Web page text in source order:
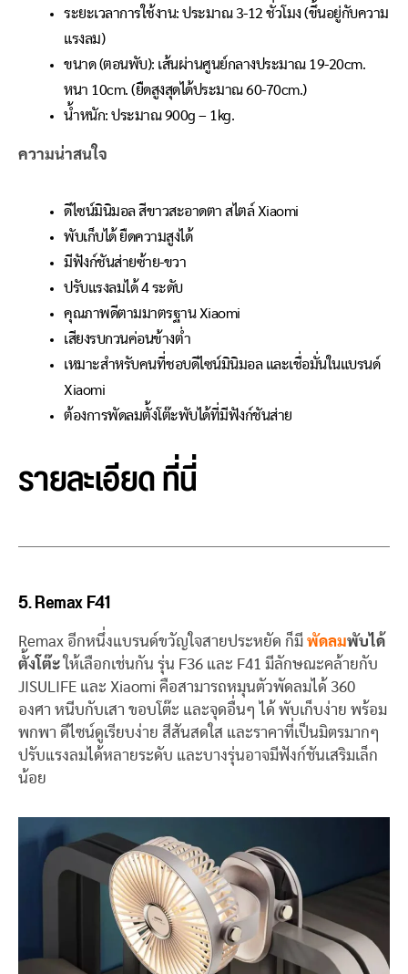
ระยะเวลาการใช้งาน: ประมาณ 3-12 ชั่วโมง (ขึ้นอยู่กับความ
แรงลม)
ขนาด (ตอนพับ): เส้นผ่านศูนย์กลางประมาณ 19-20cm.
หนา 10cm. (ยืดสูงสุดได้ประมาณ 60-70cm.)
น้ำหนัก: ประมาณ 900g – 1kg.
ความน่าสนใจ
ดีไซน์มินิมอล สีขาวสะอาดตา สไตล์ Xiaomi
พับเก็บได้ ยืดความสูงได้
มีฟังก์ชันส่ายซ้าย-ขวา
ปรับแรงลมได้ 4 ระดับ
คุณภาพดีตามมาตรฐาน Xiaomi
เสียงรบกวนค่อนข้างต่ำ
เหมาะสำหรับคนที่ชอบดีไซน์มินิมอล และเชื่อมั่นในแบรนด์
Xiaomi
ต้องการพัดลมตั้งโต๊ะพับได้ที่มีฟังก์ชันส่าย
รายละเอียดที่นี่
5. Remax F41
Remax อีกหนึ่งแบรนด์ขวัญใจสายประหยัด ก็มี พัดลมพับได้
ตั้งโต๊ะ ให้เลือกเช่นกัน รุ่น F36 และ F41 มีลักษณะคล้ายกับ
JISULIFE และ Xiaomi คือสามารถหมุนตัวพัดลมได้ 360
องศา หนีบกับเสา ขอบโต๊ะ และจุดอื่นๆ ได้ พับเก็บง่าย พร้อม
พกพา ดีไซน์ดูเรียบง่าย สีสันสดใส และราคาที่เป็นมิตรมากๆ
ปรับแรงลมได้หลายระดับ และบางรุ่นอาจมีฟังก์ชันเสริมเล็ก
น้อย